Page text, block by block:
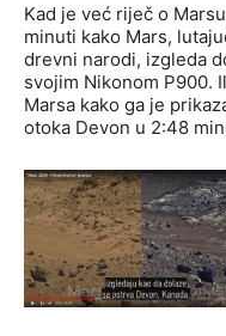
Kad je već riječ o
minuti kako Mars,
drevni narodi, izgleda
svojim Nikonom P900.
Marsa kako ga je
otoka Devon u 2:48